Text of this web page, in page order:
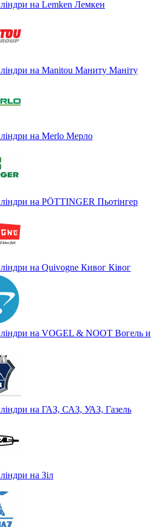
на Lemken Лемкен
на Manitou Маниту Маніту
на Merlo Мерло
на PÖTTINGER Пьотінгер
на Quivogne Кивог Ківог
на VOGEL & NOOT Вогель и
на ГАЗ, САЗ, УАЗ, Газель
на Зіл